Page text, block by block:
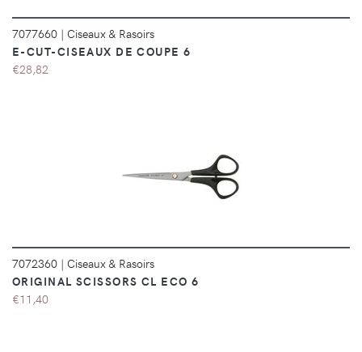
7077660 | Ciseaux & Rasoirs
E-CUT-CISEAUX DE COUPE 6
€28,82
DÉTAILS
7072360 | Ciseaux & Rasoirs
ORIGINAL SCISSORS CL ECO 6
€11,40